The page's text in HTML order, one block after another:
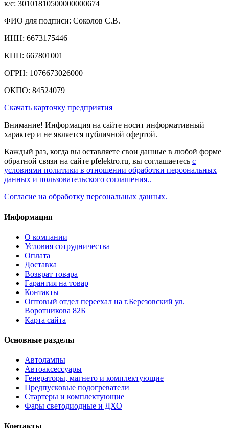
к/c: 30101810500000000674
ФИО для подписи: Соколов С.В.
ИНН: 6673175446
КПП: 667801001
ОГРН: 1076673026000
ОКПО: 84524079
Скачать карточку предприятия
Внимание! Информация на сайте носит информативный
характер и не является публичной офертой.
Каждый раз, когда вы оставляете свои данные в любой форме
обратной связи на сайте pfelektro.ru, вы соглашаетесь с
условиями политики в отношении обработки персональных
данных и пользовательского соглашения..
Согласие на обработку персональных данных.
Информация
О компании
Условия сотрудничества
Оплата
Доставка
Возврат товара
Гарантия на товар
Контакты
Оптовый отдел переехал на г.Березовский ул.
Воротникова 82Б
Карта сайта
Основные разделы
Автолампы
Автоаксессуары
Генераторы, магнето и комплектующие
Предпусковые подогреватели
Стартеры и комплектующие
Фары светодиодные и ДХО
Контакты